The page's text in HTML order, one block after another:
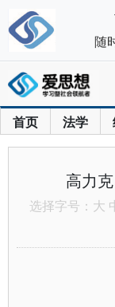
首页 法学
高力
选择字号： 大
随